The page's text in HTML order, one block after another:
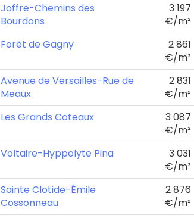
Joffre-Chemins des
Bourdons
3 197
€/m²
Forêt de Gagny
2 861
€/m²
Avenue de Versailles-Rue de
Meaux
2 831
€/m²
Les Grands Coteaux
3 087
€/m²
Voltaire-Hyppolyte Pina
3 031
€/m²
Sainte Clotide-Émile
Cossonneau
2 876
€/m²